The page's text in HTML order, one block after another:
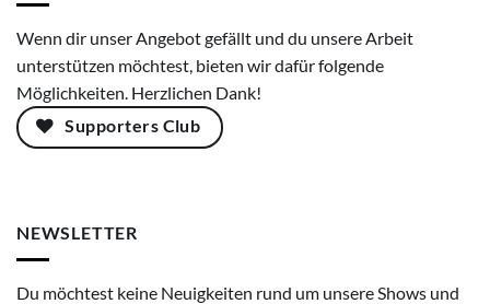
Wenn dir unser Angebot gefällt und du unsere Arbeit
unterstützen möchtest, bieten wir dafür folgende
Möglichkeiten. Herzlichen Dank!
Supporters Club
NEWSLETTER
Du möchtest keine Neuigkeiten rund um unsere Shows und